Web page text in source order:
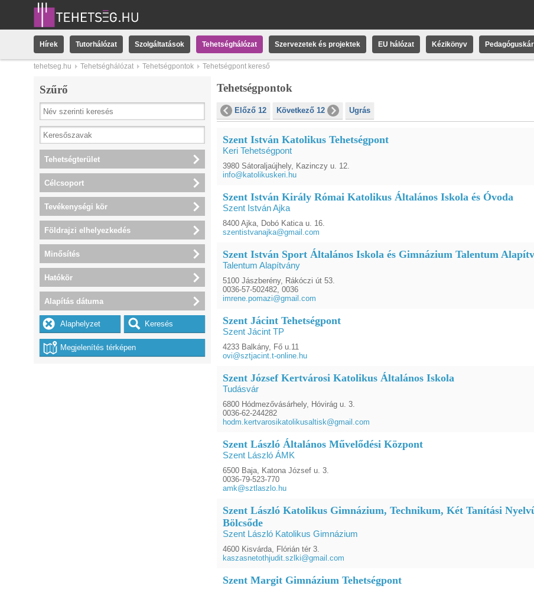
Hírek Tutorhálózat Szolgáltatások Tehetséghálózat Szervezetek és projektek EU hálózat Kézikönyv
tehetseg.hu Tehetséghálózat Tehetségpontok Tehetségpont kereső
Tehetségpontok
Előző 12 Következő 12 Ugrás
Szent István Katolikus Tehetségpont
Keri Tehetségpont
3980 Sátoraljaújhely, Kazinczy u. 12.
info@katolikuskeri.hu
Szent István Király Római Katolikus Általános Iskola és Óvoda
Szent István Ajka
8400 Ajka, Dobó Katica u. 16.
szentistvanajka@gmail.com
Szent István Sport Általános Iskola és Gimnázium Talentum
Talentum Alapítvány
5100 Jászberény, Rákóczi út 53.
0036-57-502482, 0036
imrene.pomazi@gmail.com
Szent Jácint Tehetségpont
Szent Jácint TP
4233 Balkány, Fő u.11
ovi@sztjacint.t-online.hu
Szent József Kertvárosi Katolikus Általános Iskola
Tudásvár
6800 Hódmezővásárhely, Hóvirág u. 3.
0036-62-244282
hodm.kertvarosikatolikusaltisk@gmail.com
Szent László Általános Művelődési Központ
Szent László ÁMK
6500 Baja, Katona József u. 3.
0036-79-523-770
amk@sztlaszlo.hu
Szent László Katolikus Gimnázium, Technikum, Két Tanítási
Bölcsőde
Szent László Katolikus Gimnázium
4600 Kisvárda, Flórián tér 3.
kaszasnetothjudit.szlki@gmail.com
Szent Margit Gimnázium Tehetségpont
Szűrő
Tehetségterület
Célcsoport
Tevékenységi kör
Földrajzi elhelyezkedés
Minősítés
Hatókör
Alapítás dátuma